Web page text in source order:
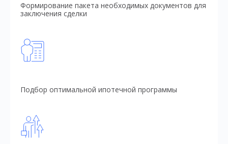
Формирование пакета необходимых документов для
заключения сделки
Подбор оптимальной ипотечной программы